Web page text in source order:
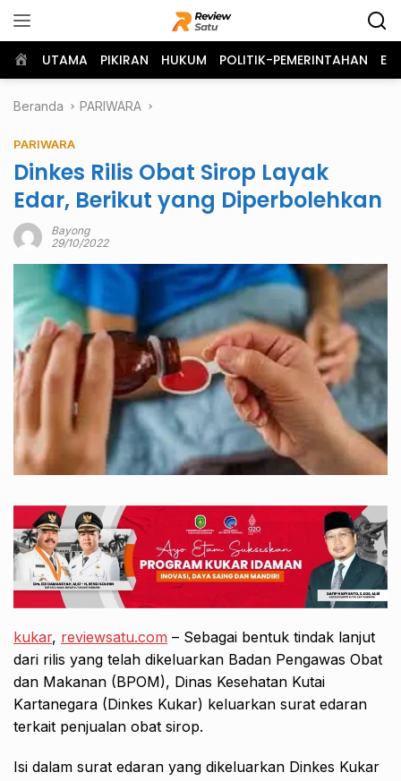
ke
Home
UTAMA PIKIRAN HUKUM POLITIK-PEMERINTAHAN
Beranda PARIWARA
PARIWARA
Dinkes Rilis Obat Sirop Layak
Edar, Berikut yang Diperbolehkan
Bayong
29/10/2022
kukar, reviewsatu.com – Sebagai bentuk tindak lanjut
dari rilis yang telah dikeluarkan Badan Pengawas Obat
dan Makanan (BPOM), Dinas Kesehatan Kutai
Kartanegara (Dinkes Kukar) keluarkan surat edaran
terkait penjualan obat sirop.
Isi dalam surat edaran yang dikeluarkan Dinkes Kukar